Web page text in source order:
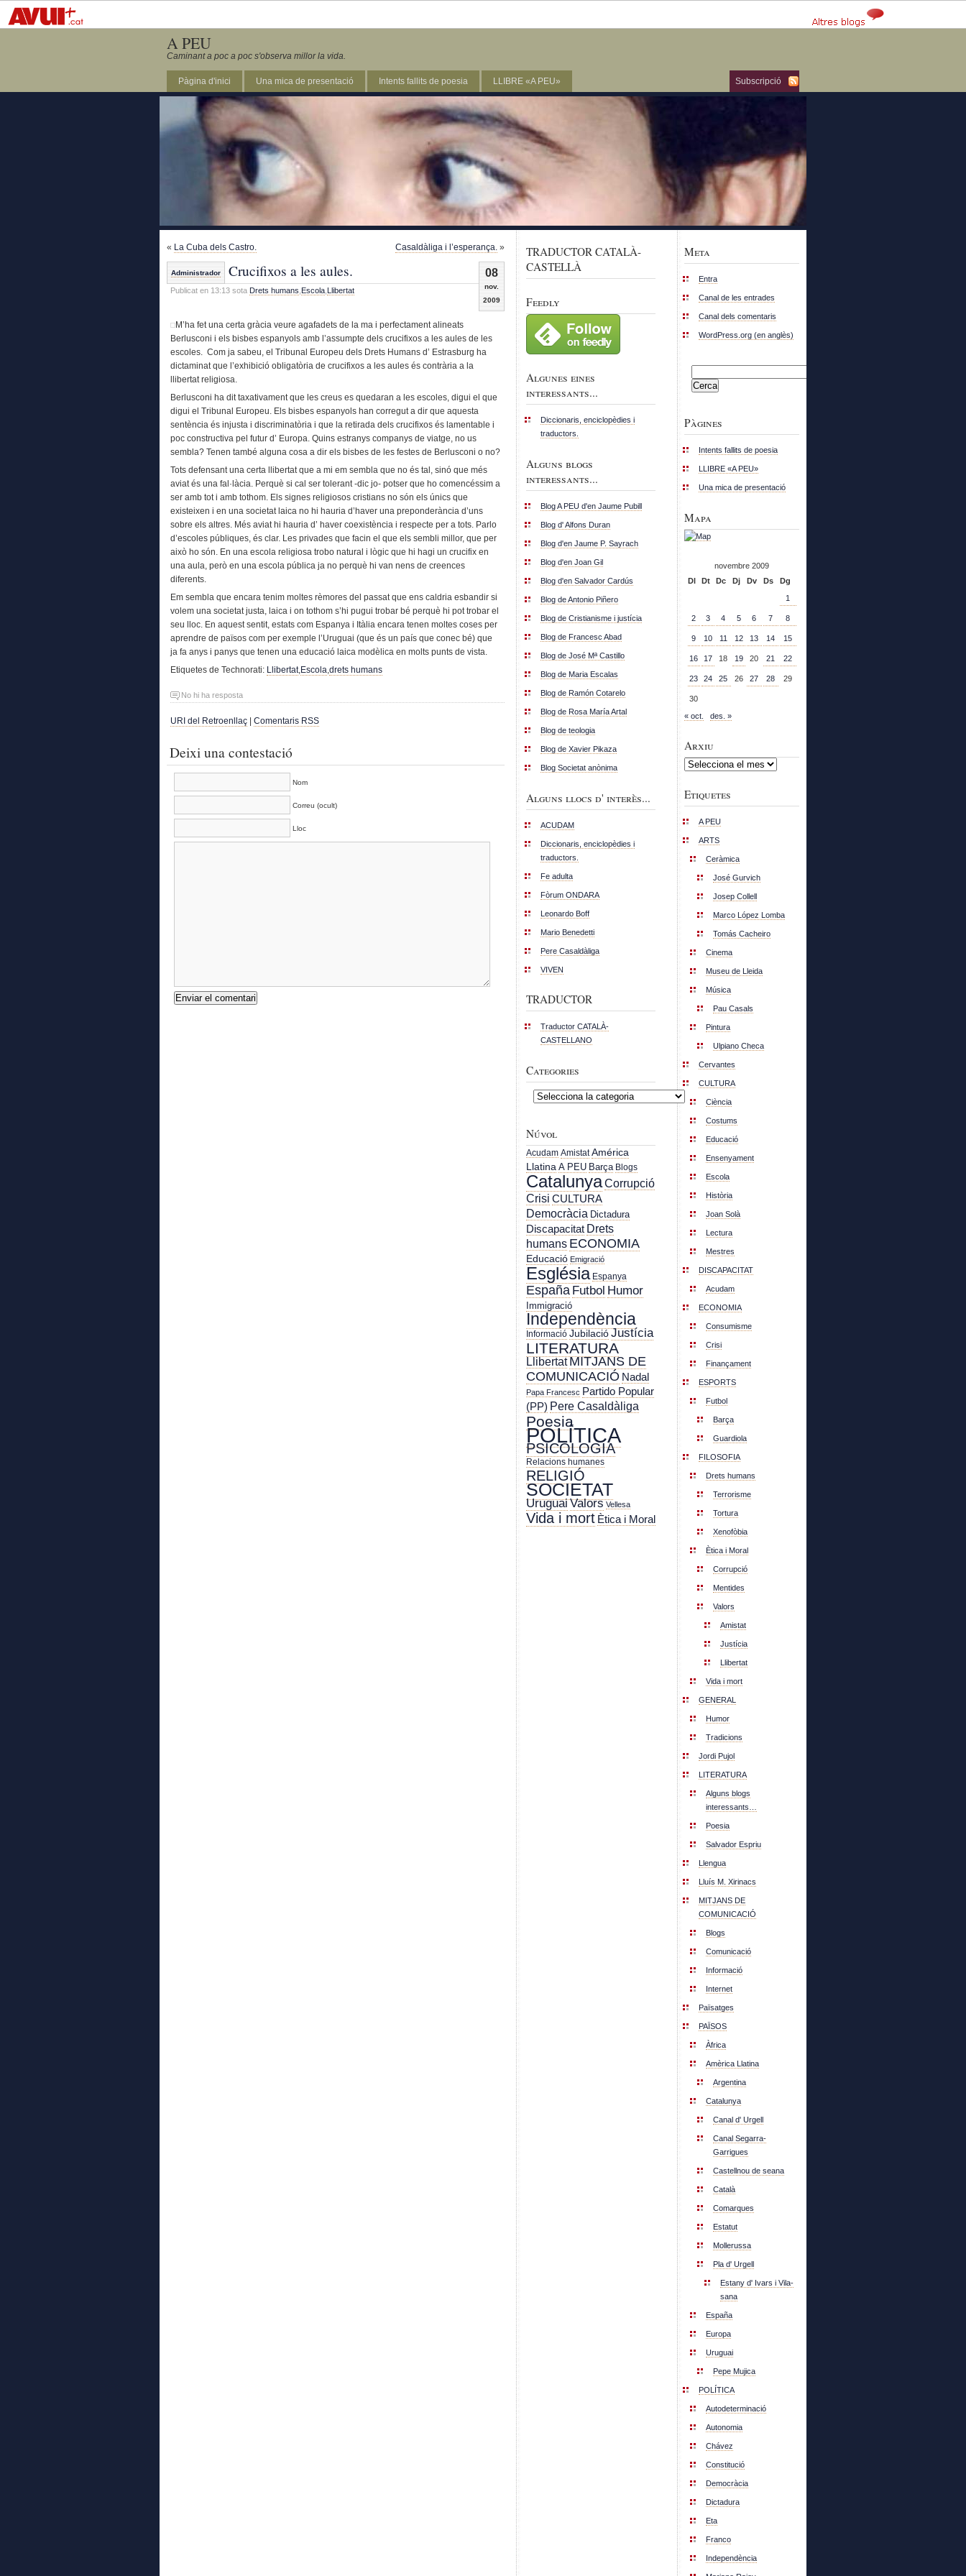
A PEU
Caminant a poc a poc s'observa millor la vida.
Subscripció
Pàgina d'inici Una mica de presentació Intents fallits de poesia LLIBRE «A PEU»
« La Cuba dels Castro. Casaldàliga i l’esperança. »
08
nov.
2009
Administrador Crucifixos a les aules.
Publicat en 13:13 sota Drets humans Escola Llibertat
M’ha fet una certa gràcia veure agafadets de la ma i perfectament alineats
Berlusconi i els bisbes espanyols amb l’assumpte dels crucifixos a les aules de les
escoles. Com ja sabeu, el Tribunal Europeu dels Drets Humans d’ Estrasburg ha
dictaminat que l’exhibició obligatòria de crucifixos a les aules és contrària a la
llibertat religiosa.
Berlusconi ha dit taxativament que les creus es quedaran a les escoles, digui el que
digui el Tribunal Europeu. Els bisbes espanyols han corregut a dir que aquesta
sentència és injusta i discriminatòria i que la retirada dels crucifixos és lamentable i
poc constructiva pel futur d’ Europa. Quins estranys companys de viatge, no us
sembla? Tenen també alguna cosa a dir els bisbes de les festes de Berlusconi o no?
Tots defensant una certa llibertat que a mi em sembla que no és tal, sinó que més
aviat és una fal·làcia. Perquè si cal ser tolerant -dic jo- potser que ho comencéssim a
ser amb tot i amb tothom. Els signes religiosos cristians no són els únics que
existeixen i en una societat laica no hi hauria d’haver una preponderància d’uns
sobre els altres. Més aviat hi hauria d’ haver coexistència i respecte per a tots. Parlo
d’escoles públiques, és clar. Les privades que facin el que els sembli millor, que per
això ho són. En una escola religiosa trobo natural i lògic que hi hagi un crucifix en
una aula, però en una escola pública ja no perquè hi van nens de creences
diferents.
Em sembla que encara tenim moltes rèmores del passat que ens caldria esbandir si
volem una societat justa, laica i on tothom s’hi pugui trobar bé perquè hi pot trobar el
seu lloc. En aquest sentit, estats com Espanya i Itàlia encara tenen moltes coses per
aprendre de països com per exemple l’Uruguai (que és un país que conec bé) que
ja fa anys i panys que tenen una educació laica modèlica en molts punts de vista.
Etiquetes de Technorati: Llibertat,Escola,drets humans
No hi ha resposta
URI del Retroenllaç | Comentaris RSS
Deixi una contestació
Nom
Correu (ocult)
Lloc
TRADUCTOR CATALÀ-
CASTELLÀ
Feedly
Algunes eines
interessants...
Diccionaris, enciclopèdies i
traductors.
Alguns blogs
interessants...
Blog A PEU d'en Jaume Pubill
Blog d' Alfons Duran
Blog d'en Jaume P. Sayrach
Blog d'en Joan Gil
Blog d'en Salvador Cardús
Blog de Antonio Piñero
Blog de Cristianisme i justícia
Blog de Francesc Abad
Blog de José Mª Castillo
Blog de Maria Escalas
Blog de Ramón Cotarelo
Blog de Rosa María Artal
Blog de teologia
Blog de Xavier Pikaza
Blog Societat anònima
Alguns llocs d' interès...
ACUDAM
Diccionaris, enciclopèdies i
traductors.
Fe adulta
Fòrum ONDARA
Leonardo Boff
Mario Benedetti
Pere Casaldàliga
VIVEN
TRADUCTOR
Traductor CATALÀ-
CASTELLANO
Categories
Categories
Núvol
Acudam Amistat América
Llatina A PEU Barça Blogs
CatalunyaCorrupció
Crisi CULTURA
Democràcia Dictadura
Discapacitat Drets
humans ECONOMIA
Educació Emigració
Església Espanya
España Futbol Humor
Immigració
Independència
Informació JubilacióJustícia
LITERATURA
LlibertatMITJANS DE
COMUNICACIÓ Nadal
Papa Francesc Partido Popular
(PP) Pere Casaldàliga
Poesia
POLÍTICA
PSICOLOGIA
Relacions humanes
RELIGIÓ
SOCIETAT
Uruguai Valors Vellesa
Vida i mort Ètica i Moral
Meta
Entra
Canal de les entrades
Canal dels comentaris
WordPress.org (en anglès)
Pàgines
Intents fallits de poesia
LLIBRE «A PEU»
Una mica de presentació
Mapa
novembre 2009
Dl
Dt Dc Dj Dv Ds
Dg
1
2 3 4 5 6 7 8
9 10 11 12 13 14 15
16 17 18 19 20 21 22
23 24 25 26 27 28 29
30
« oct.
des. »
Arxiu
Arxiu
Etiquetes
A PEU
ARTS
Ceràmica
José Gurvich
Josep Collell
Marco López Lomba
Tomás Cacheiro
Cinema
Museu de Lleida
Música
Pau Casals
Pintura
Ulpiano Checa
Cervantes
CULTURA
Ciència
Costums
Educació
Ensenyament
Escola
Història
Joan Solà
Lectura
Mestres
DISCAPACITAT
Acudam
ECONOMIA
Consumisme
Crisi
Finançament
ESPORTS
Futbol
Barça
Guardiola
FILOSOFIA
Drets humans
Terrorisme
Tortura
Xenofòbia
Ètica i Moral
Corrupció
Mentides
Valors
Amistat
Justícia
Llibertat
Vida i mort
GENERAL
Humor
Tradicions
Jordi Pujol
LITERATURA
Alguns blogs
interessants…
Poesia
Salvador Espriu
Llengua
Lluís M. Xirinacs
MITJANS DE
COMUNICACIÓ
Blogs
Comunicació
Informació
Internet
Païsatges
PAÏSOS
Àfrica
Amèrica Llatina
Argentina
Catalunya
Canal d' Urgell
Canal Segarra-
Garrigues
Castellnou de seana
Català
Comarques
Estatut
Mollerussa
Pla d' Urgell
Estany d' Ivars i Vila-
sana
España
Europa
Uruguai
Pepe Mujica
POLÍTICA
Autodeterminació
Autonomia
Chávez
Constitució
Democràcia
Dictadura
Eta
Franco
Independència